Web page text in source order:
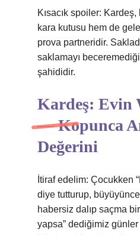
Kısacık spoiler:
kara kutusu hem de
prova partneridir.
saklamayı
şahididir.
Kardeş: Evin
— Kopunca
Değerini
İtiraf edelim: Çocukken
diye tutturup,
habersiz dalıp saçma
yapsa” dediğimiz